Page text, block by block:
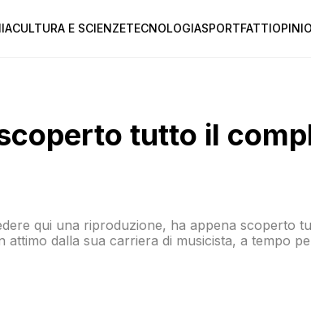
CULTURA E SCIENZETECNOLOGIASPORTFATTI
tutto il
qui una riproduzione, ha appena scoperto
dalla sua carriera di musicista, a tempo